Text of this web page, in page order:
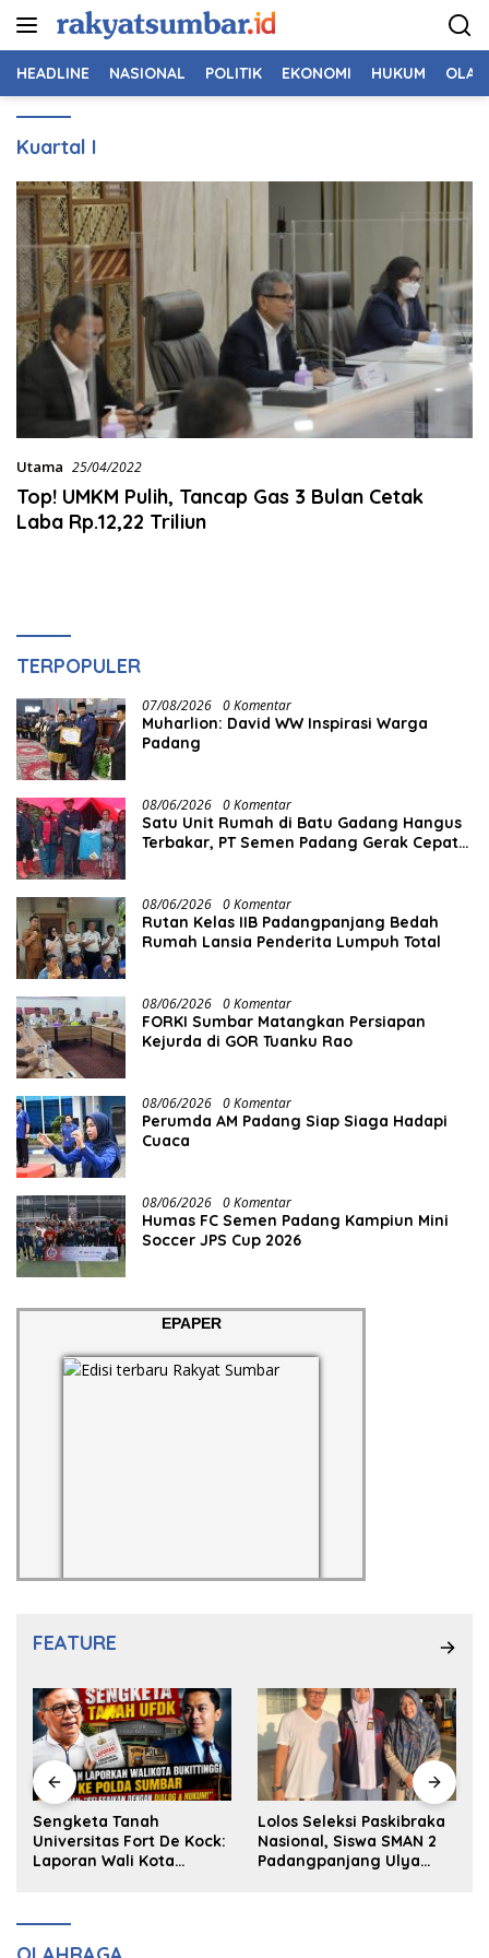
HEADLINE NASIONAL POLITIK EKONOMI HUKUM
Kuartal I
Utama 25/04/2022
Top! UMKM Pulih, Tancap Gas 3 Bulan Cetak
Laba Rp.12,22 Triliun
TERPOPULER
07/08/2026 0 Komentar
Muharlion: David WW Inspirasi Warga
Padang
08/06/2026 0 Komentar
Satu Unit Rumah di Batu Gadang Hangus
Terbakar, PT Semen Padang Gerak Cepat
08/06/2026 0 Komentar
Rutan Kelas IIB Padangpanjang Bedah
Rumah Lansia Penderita Lumpuh Total
08/06/2026 0 Komentar
FORKI Sumbar Matangkan Persiapan
Kejurda di GOR Tuanku Rao
08/06/2026 0 Komentar
Perumda AM Padang Siap Siaga Hadapi
Cuaca
08/06/2026 0 Komentar
Humas FC Semen Padang Kampiun Mini
Soccer JPS Cup 2026
EPAPER
FEATURE
Sengketa Tanah
Universitas Fort De Kock:
Laporan Wali Kota
Lolos Seleksi Paskibraka
Nasional, Siswa SMAN 2
Padangpanjang Ulya